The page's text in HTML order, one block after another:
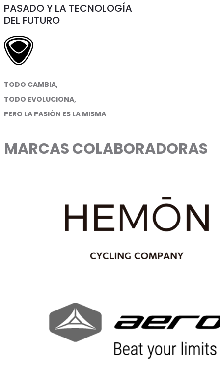
PASADO Y LA TECNOLOGÍA
DEL FUTURO
TODO CAMBIA,
TODO EVOLUCIONA,
PERO LA PASIÓN ES LA MISMA
MARCAS COLABORADORAS